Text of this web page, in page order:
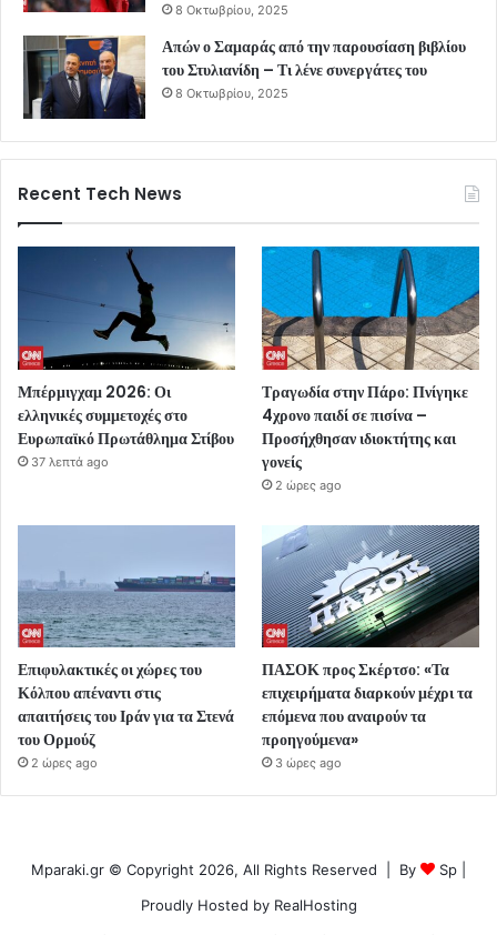
8 Οκτωβρίου, 2025
Απών ο Σαμαράς από την παρουσίαση βιβλίου
του Στυλιανίδη – Τι λένε συνεργάτες του
8 Οκτωβρίου, 2025
Recent Tech News
Μπέρμιγχαμ 2026: Οι
ελληνικές συμμετοχές στο
Ευρωπαϊκό Πρωτάθλημα Στίβου
37 λεπτά ago
Τραγωδία στην Πάρο: Πνίγηκε
4χρονο παιδί σε πισίνα –
Προσήχθησαν ιδιοκτήτης και
γονείς
2 ώρες ago
Επιφυλακτικές οι χώρες του
Κόλπου απέναντι στις
απαιτήσεις του Ιράν για τα Στενά
του Ορμούζ
2 ώρες ago
ΠΑΣΟΚ προς Σκέρτσο: «Τα
επιχειρήματα διαρκούν μέχρι τα
επόμενα που αναιρούν τα
προηγούμενα»
3 ώρες ago
Mparaki.gr © Copyright 2026, All Rights Reserved | By Sp
Proudly Hosted by RealHosting